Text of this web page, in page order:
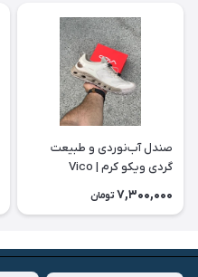
صندل آب‌نوردی و طبیعت
گردی ویکو کرم | Vico
7,300,000 تومان